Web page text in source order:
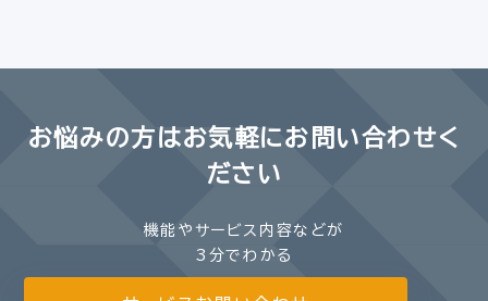
お悩みの方はお気軽にお問い合わせく
ださい
機能やサービス内容などが
3分でわかる